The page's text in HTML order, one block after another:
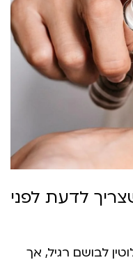
לדעת לפני
רגיל, אך